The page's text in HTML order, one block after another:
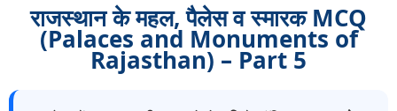
राजस्थान के महल, पैलेस व स्मारक MCQ
(Palaces and Monuments of
Rajasthan) – Part 5